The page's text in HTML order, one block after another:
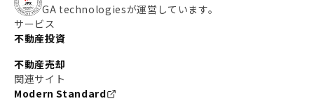
GA technologiesが運営しています。
サービス
不動産投資
不動産売却
関連サイト
Modern Standard